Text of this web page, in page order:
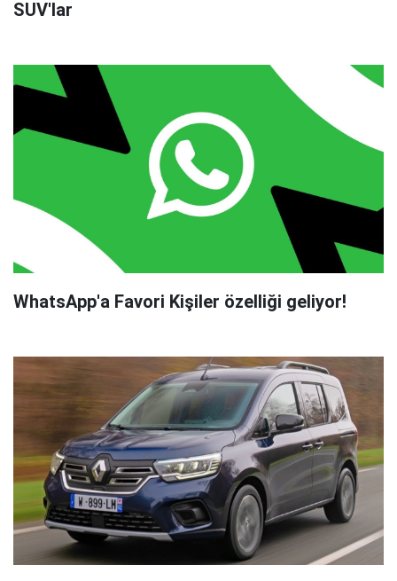
SUV'lar
WhatsApp'a Favori Kişiler özelliği geliyor!